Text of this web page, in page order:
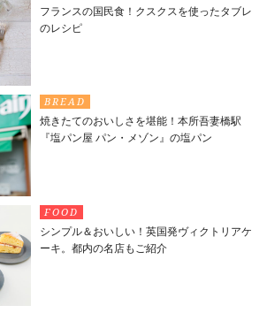
フランスの国民食！クスクスを使ったタブレ
のレシピ
BREAD
焼きたてのおいしさを堪能！本所吾妻橋駅
『塩パン屋 パン・メゾン』の塩パン
FOOD
シンプル＆おいしい！英国発ヴィクトリアケ
ーキ。都内の名店もご紹介